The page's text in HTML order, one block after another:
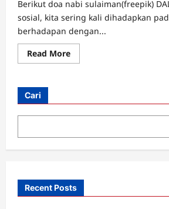
Berikut doa nabi sulaiman(freepik)
sosial, kita sering kali dihadapkan
berhadapan dengan...
Read MoreRead
more
Amalan
Sulaiman
Hati
Cari
Recent Posts